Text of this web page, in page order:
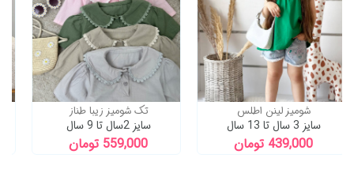
تک شومیز زیبا طناز
سایز 2سال تا 9 سال
559,000 تومان
شومیز لینن اطلس
سایز 3 سال تا 13 سال
439,000 تومان